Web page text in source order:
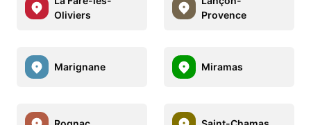
Oliviers
Provence
Marignane Miramas